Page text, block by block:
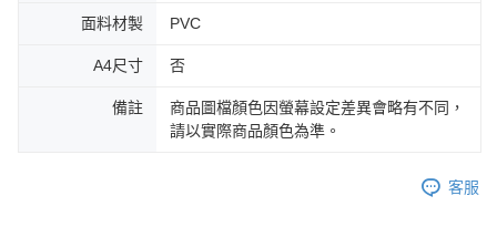
面料材製 PVC
A4尺寸 否
備註
商品圖檔顏色因螢幕設定差異會略有不同，
請以實際商品顏色為準。
客服